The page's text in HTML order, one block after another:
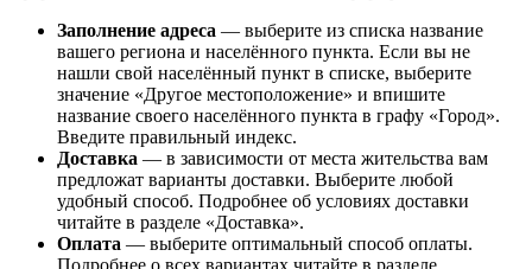
Заполнение адреса — выберите из списка название
вашего региона и населённого пункта. Если вы не
нашли свой населённый пункт в списке, выберите
значение «Другое местоположение» и впишите
название своего населённого пункта в графу «Город».
Введите правильный индекс.
Доставка — в зависимости от места жительства вам
предложат варианты доставки. Выберите любой
удобный способ. Подробнее об условиях доставки
читайте в разделе «Доставка».
Оплата — выберите оптимальный способ оплаты.
Подробнее о всех вариантах читайте в разделе